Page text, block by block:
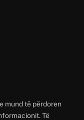
mund të përdoren
Të